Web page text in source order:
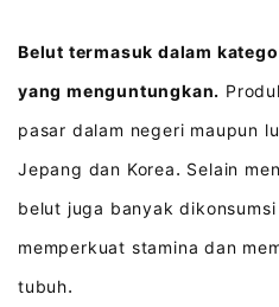
Belut termasuk dalam
yang menguntungkan.
pasar dalam negeri maupun
Jepang dan Korea. Selain
belut juga banyak
memperkuat stamina dan
tubuh.